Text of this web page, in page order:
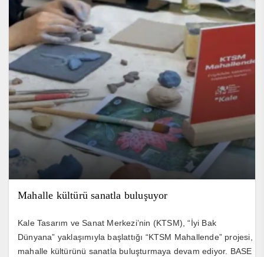
Mahalle kültürü sanatla buluşuyor
Kale Tasarım ve Sanat Merkezi’nin (KTSM), “İyi Bak
Dünyana” yaklaşımıyla başlattığı “KTSM Mahallende” projesi,
mahalle kültürünü sanatla buluşturmaya devam ediyor. BASE